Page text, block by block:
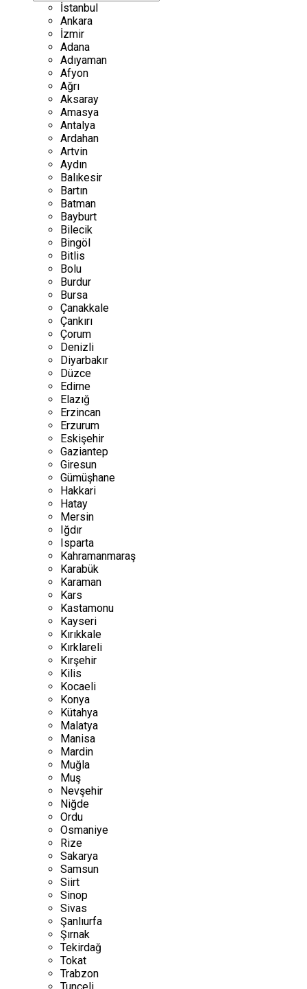
İstanbul
Ankara
İzmir
Adana
Adıyaman
Afyon
Ağrı
Aksaray
Amasya
Antalya
Ardahan
Artvin
Aydın
Balıkesir
Bartın
Batman
Bayburt
Bilecik
Bingöl
Bitlis
Bolu
Burdur
Bursa
Çanakkale
Çankırı
Çorum
Denizli
Diyarbakır
Düzce
Edirne
Elazığ
Erzincan
Erzurum
Eskişehir
Gaziantep
Giresun
Gümüşhane
Hakkari
Hatay
Mersin
Iğdır
Isparta
Kahramanmaraş
Karabük
Karaman
Kars
Kastamonu
Kayseri
Kırıkkale
Kırklareli
Kırşehir
Kilis
Kocaeli
Konya
Kütahya
Malatya
Manisa
Mardin
Muğla
Muş
Nevşehir
Niğde
Ordu
Osmaniye
Rize
Sakarya
Samsun
Siirt
Sinop
Sivas
Şanlıurfa
Şırnak
Tekirdağ
Tokat
Trabzon